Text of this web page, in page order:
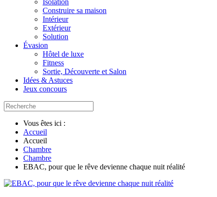
Isolation
Construire sa maison
Intérieur
Extérieur
Solution
Évasion
Hôtel de luxe
Fitness
Sortie, Découverte et Salon
Idées & Astuces
Jeux concours
Vous êtes ici :
Accueil
Accueil
Chambre
Chambre
EBAC, pour que le rêve devienne chaque nuit réalité